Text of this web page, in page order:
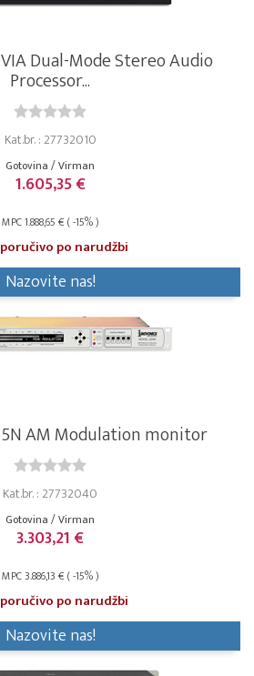
Dual-Mode Stereo Audio
Processor...
Kat.br. : 27732010
Gotovina / Virman
1.605,35 €
MPC 1.888,65 € ( -15% )
po narudžbi
Nazovite nas!
AM Modulation monitor
Kat.br. : 27732040
Gotovina / Virman
3.303,21 €
MPC 3.886,13 € ( -15% )
po narudžbi
Nazovite nas!